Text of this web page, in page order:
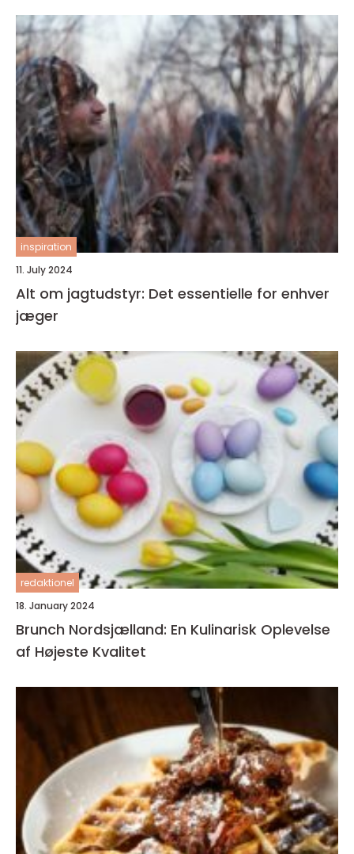
inspiration
11. July 2024
Alt om jagtudstyr: Det essentielle for enhver
jæger
redaktionel
18. January 2024
Brunch Nordsjælland: En Kulinarisk Oplevelse
af Højeste Kvalitet